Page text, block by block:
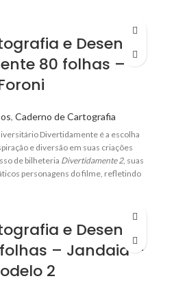
e Desenho
80 folhas –
, Caderno de Cartografia
Divertidamente é a escolha
e diversão em suas criações
de bilheteria Divertidamente 2, suas
personagens do filme, refletindo
e Desenho
– Jandaia –
2